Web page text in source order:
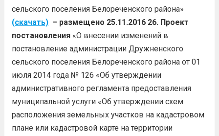
сельского поселения Белореченского района»
(скачать)– размещено 25.11.2016 26. Проект
постановления«О внесении изменений в
постановление администрации Дружненского
сельского поселения Белореченского района от 01
июля 2014 года № 126 «Об утверждении
административного регламента предоставления
муниципальной услуги «Об утверждении схем
расположения земельных участков на кадастровом
плане или кадастровой карте на территории